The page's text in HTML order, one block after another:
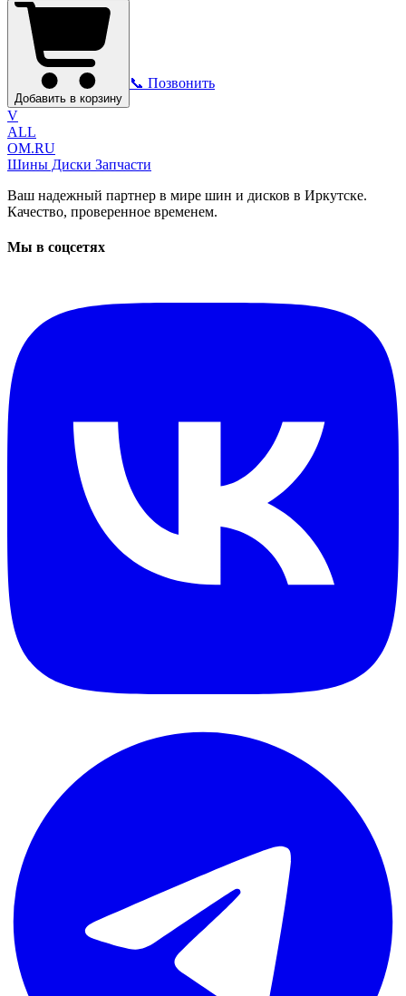
Добавить в корзину
📞 Позвонить
V
ALL
OM.RU
Шины Диски Запчасти
Ваш надежный партнер в мире шин и дисков в Иркутске.
Качество, проверенное временем.
Мы в соцсетях